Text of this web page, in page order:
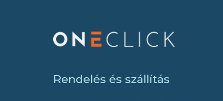
Rendelés és szállítás